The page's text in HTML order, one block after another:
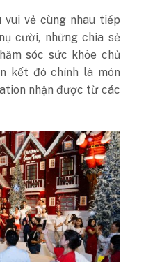
vẻ cùng nhau tiếp
cười, những chia sẻ
sóc sức khỏe chủ
kết đó chính là món
nhận được từ các